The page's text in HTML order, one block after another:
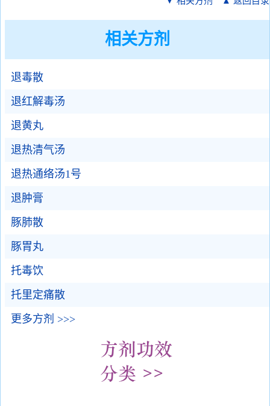
相关方剂
退毒散
退红解毒汤
退黄丸
退热清气汤
退热通络汤1号
退肿膏
豚肺散
豚胃丸
托毒饮
托里定痛散
更多方剂 >>>